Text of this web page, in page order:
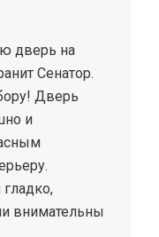
дверь на
Сенатор.
Дверь
и
внимательны